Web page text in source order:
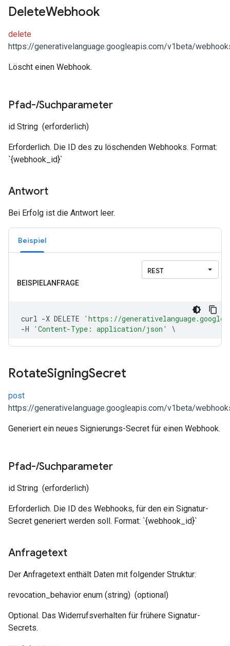
DeleteWebhook
delete
https://generativelanguage.googleapis.com/v1beta/
Löscht einen Webhook.
Pfad-/Suchparameter
id String (erforderlich)
Erforderlich. Die ID des zu löschenden Webhooks. Format:
`{webhook_id}`
Antwort
Bei Erfolg ist die Antwort leer.
Beispiel
RotateSigningSecret
post
https://generativelanguage.googleapis.com/v1beta/
Generiert ein neues Signierungs-Secret für einen Webhook.
Pfad-/Suchparameter
id String (erforderlich)
Erforderlich. Die ID des Webhooks, für den ein Signatur-
Secret generiert werden soll. Format: `{webhook_id}`
Anfragetext
Der Anfragetext enthält Daten mit folgender Struktur:
revocation_behavior enum (string) (optional)
Optional. Das Widerrufsverhalten für frühere Signatur-
Secrets.